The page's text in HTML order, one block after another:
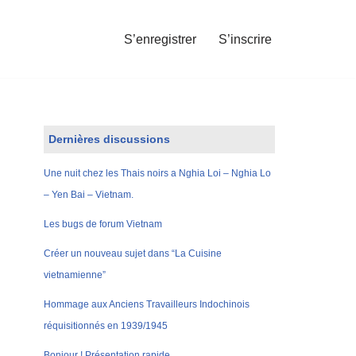
S’enregistrer S’inscrire
Dernières discussions
Une nuit chez les Thais noirs a Nghia Loi – Nghia Lo
– Yen Bai – Vietnam.
Les bugs de forum Vietnam
Créer un nouveau sujet dans “La Cuisine
vietnamienne”
Hommage aux Anciens Travailleurs Indochinois
réquisitionnés en 1939/1945